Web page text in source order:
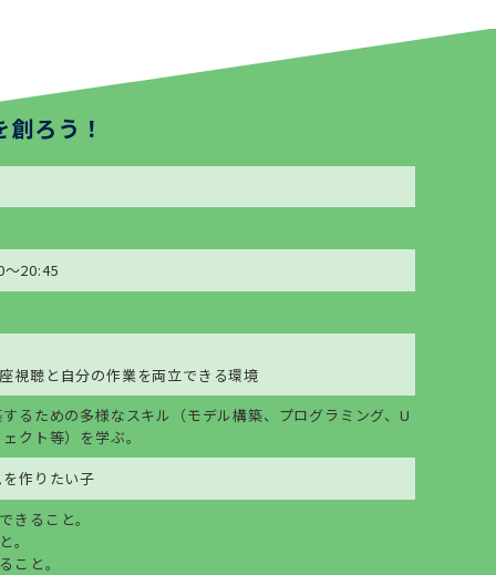
ろう！
20:45
視聴と自分の作業を両立できる環境
るための多様なスキル（モデル構築、プログラミング、U
クト等）を学ぶ。
作りたい子
きること。
。
こと。